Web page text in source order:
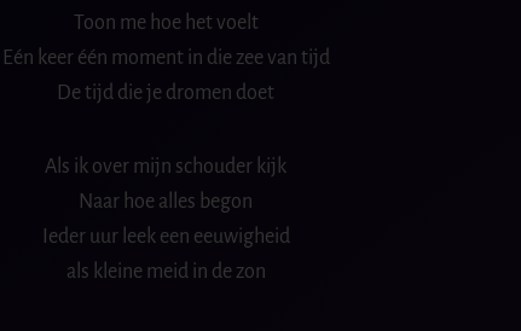
Toon me hoe het voelt
Eén keer één moment in die zee van tijd
De tijd die je dromen doet
Als ik over mijn schouder kijk
Naar hoe alles begon
Ieder uur leek een eeuwigheid
als kleine meid in de zon